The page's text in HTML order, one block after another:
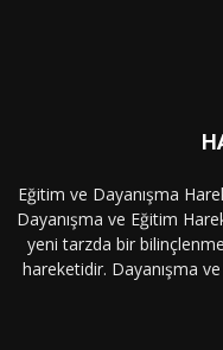
Eğitim ve Dayanışma
Dayanışma ve Eğitim
yeni tarzda bir
hareketidir. Dayanışma